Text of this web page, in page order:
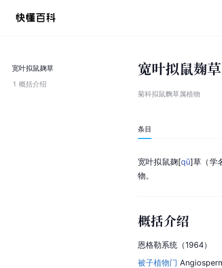
宽叶拟鼠麹草
1 概括介绍
宽叶拟鼠麹草
菊科拟鼠麴草属植物
条目
宽叶拟鼠麹[qū]草（学
物。
概括介绍
恩格勒系统（1964）
被子植物门